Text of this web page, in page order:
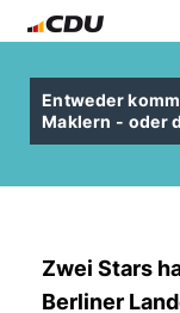
Entweder
Maklern - oder
Zwei Stars
Berliner